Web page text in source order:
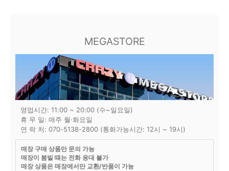
MEGASTORE
영업시간: 11:00 ~ 20:00 (수~일요일)
휴 무 일: 매주 월·화요일
연 락 처: 070-5138-2800 (통화가능시간: 12시 ~ 19시)
매장 구매 상품만 문의 가능
매장이 붐빌 때는 전화 응대 불가
매장 상품은 매장에서만 교환/반품이 가능